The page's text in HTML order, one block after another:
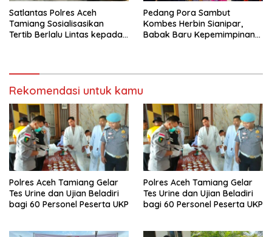
Satlantas Polres Aceh
Tamiang Sosialisasikan
Tertib Berlalu Lintas kepada
Pedang Pora Sambut
Kombes Herbin Sianipar,
Babak Baru Kepemimpinan
Rekomendasi untuk kamu
Polres Aceh Tamiang Gelar
Tes Urine dan Ujian Beladiri
bagi 60 Personel Peserta UKP
Polres Aceh Tamiang Gelar
Tes Urine dan Ujian Beladiri
bagi 60 Personel Peserta UKP